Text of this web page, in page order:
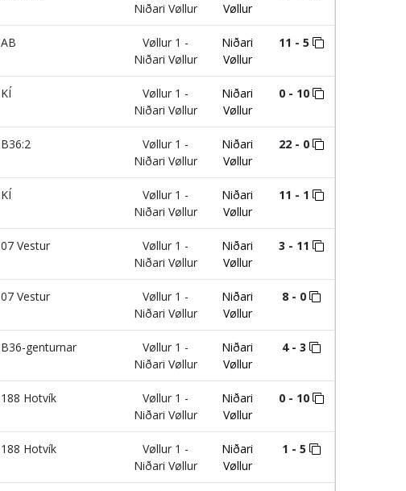
Niðari Vøllur
Vøllur
AB
Vøllur 1 -
Niðari Vøllur
Niðari
Vøllur
11 - 5
KÍ
Vøllur 1 -
Niðari Vøllur
Niðari
Vøllur
0 - 10
B36:2
Vøllur 1 -
Niðari Vøllur
Niðari
Vøllur
22 - 0
KÍ
Vøllur 1 -
Niðari Vøllur
Niðari
Vøllur
11 - 1
07 Vestur
Vøllur 1 -
Niðari Vøllur
Niðari
Vøllur
3 - 11
07 Vestur
Vøllur 1 -
Niðari Vøllur
Niðari
Vøllur
8 - 0
B36-genturnar
Vøllur 1 -
Niðari Vøllur
Niðari
Vøllur
4 - 3
188 Hotvík
Vøllur 1 -
Niðari Vøllur
Niðari
Vøllur
0 - 10
188 Hotvík
Vøllur 1 -
Niðari Vøllur
Niðari
Vøllur
1 - 5